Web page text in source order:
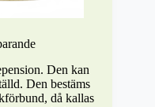
Den kan
Den bestäms
då kallas